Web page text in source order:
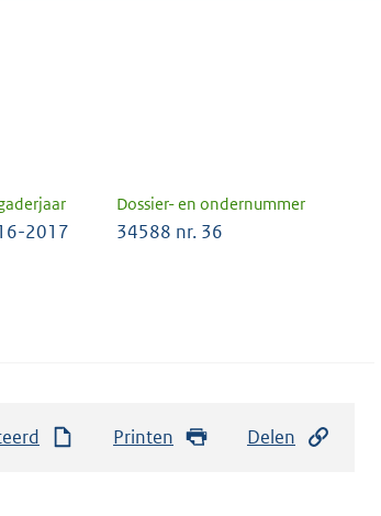
Dossier- en ondernummer
2017 34588 nr. 36
Printen Delen